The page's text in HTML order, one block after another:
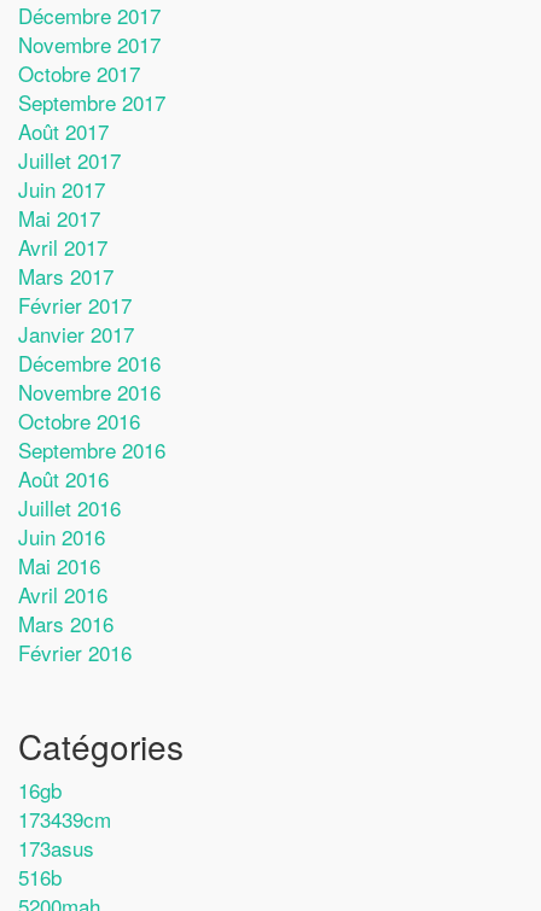
Décembre 2017
Novembre 2017
Octobre 2017
Septembre 2017
Août 2017
Juillet 2017
Juin 2017
Mai 2017
Avril 2017
Mars 2017
Février 2017
Janvier 2017
Décembre 2016
Novembre 2016
Octobre 2016
Septembre 2016
Août 2016
Juillet 2016
Juin 2016
Mai 2016
Avril 2016
Mars 2016
Février 2016
Catégories
16gb
173439cm
173asus
516b